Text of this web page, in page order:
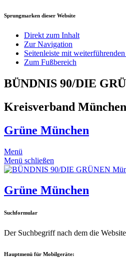
Sprungmarken dieser Website
Direkt zum Inhalt
Zur Navigation
Seitenleiste mit
Zum Fußbereich
BÜNDNIS 90/DIE
Kreisverband München
Grüne München
Menü
Menü schließen
Grüne München
Suchformular
Der Suchbegriff nach dem die
Hauptmenü für Mobilgeräte: